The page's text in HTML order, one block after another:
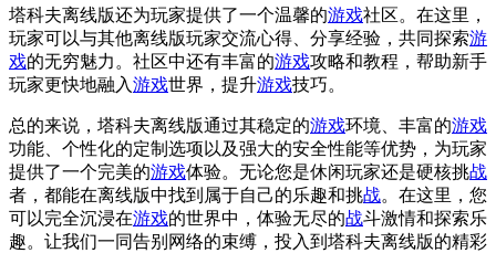
塔科夫离线版还为玩家提供了一个温馨的游戏社区。在这里，
玩家可以与其他离线版玩家交流心得、分享经验，共同探索游
戏的无穷魅力。社区中还有丰富的游戏攻略和教程，帮助新手
玩家更快地融入游戏世界，提升游戏技巧。
总的来说，塔科夫离线版通过其稳定的游戏环境、丰富的游戏
功能、个性化的定制选项以及强大的安全性能等优势，为玩家
提供了一个完美的游戏体验。无论您是休闲玩家还是硬核挑战
者，都能在离线版中找到属于自己的乐趣和挑战。在这里，您
可以完全沉浸在游戏的世界中，体验无尽的战斗激情和探索乐
趣。让我们一同告别网络的束缚，投入到塔科夫离线版的精彩